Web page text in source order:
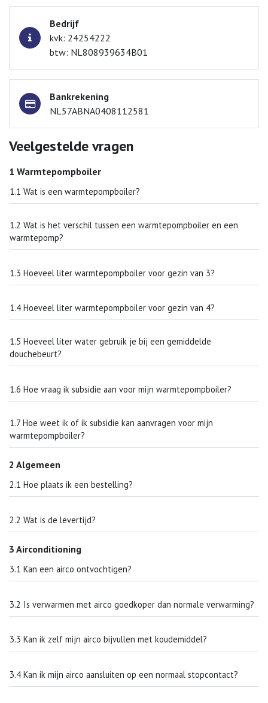
Bedrijf
kvk: 24254222
btw: NL808939634B01
Bankrekening
NL57ABNA0408112581
Veelgestelde vragen
1 Warmtepompboiler
1.1 Wat is een warmtepompboiler?
1.2 Wat is het verschil tussen een warmtepompboiler en een
warmtepomp?
1.3 Hoeveel liter warmtepompboiler voor gezin van 3?
1.4 Hoeveel liter warmtepompboiler voor gezin van 4?
1.5 Hoeveel liter water gebruik je bij een gemiddelde
douchebeurt?
1.6 Hoe vraag ik subsidie aan voor mijn warmtepompboiler?
1.7 Hoe weet ik of ik subsidie kan aanvragen voor mijn
warmtepompboiler?
2 Algemeen
2.1 Hoe plaats ik een bestelling?
2.2 Wat is de levertijd?
3 Airconditioning
3.1 Kan een airco ontvochtigen?
3.2 Is verwarmen met airco goedkoper dan normale verwarming?
3.3 Kan ik zelf mijn airco bijvullen met koudemiddel?
3.4 Kan ik mijn airco aansluiten op een normaal stopcontact?